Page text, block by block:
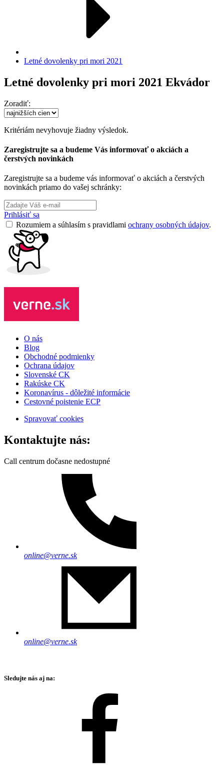
Letné dovolenky pri mori 2021
Letné dovolenky pri mori 2021 Ekvádor
Zoradiť:
Kritériám nevyhovuje žiadny výsledok.
Zaregistrujte sa a budeme Vás informovať o akciách a
čerstvých novinkách
Zaregistrujte sa a budeme vás informovať o akciách a čerstvých
novinkách priamo do vašej schránky:
Prihlásiť sa
Rozumiem a súhlasím s pravidlami ochrany osobných údajov.
O nás
Blog
Obchodné podmienky
Ochrana údajov
Slovenské CK
Rakúske CK
Koronavírus - dôležité informácie
Cestovné poistenie ECP
Spravovať cookies
Kontaktujte nás:
Call centrum dočasne nedostupné
online@verne.sk
online@verne.sk
Sledujte nás aj na: